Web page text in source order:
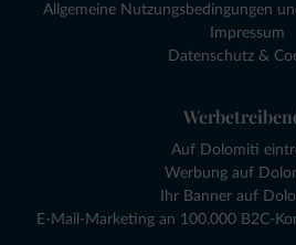
Allgemeine Nutzungsbedingungen
Impressum
Datenschutz &
Auf Dolomiti
Werbung auf
Ihr Banner auf
E-Mail-Marketing an 100.000 B2C-